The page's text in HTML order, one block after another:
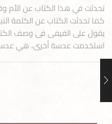
تحدثت في هذا الكتاب عن الأم
كما تحدثت الكتاب عن الكلمة
يقول على الفيفى فى وصف
استخدمت عدسة أخرى، هي عدسة